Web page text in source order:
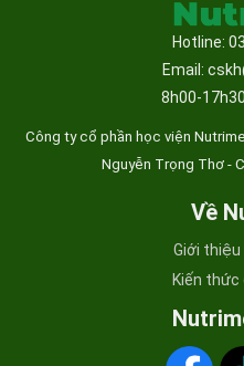
Hotline:
Email:
8h00-
Công ty cổ phần học viện
Nguyễn Trọng Thơ -
Về
Giới thiệu
Kiến thức